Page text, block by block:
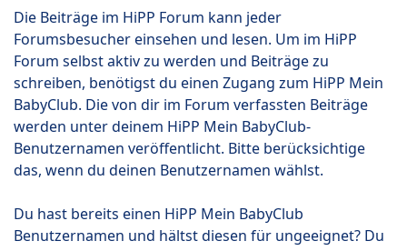
Die Beiträge im HiPP Forum kann jeder
Forumsbesucher einsehen und lesen. Um im HiPP
Forum selbst aktiv zu werden und Beiträge zu
schreiben, benötigst du einen Zugang zum HiPP Mein
BabyClub. Die von dir im Forum verfassten Beiträge
werden unter deinem HiPP Mein BabyClub-
Benutzernamen veröffentlicht. Bitte berücksichtige
das, wenn du deinen Benutzernamen wählst.
Du hast bereits einen HiPP Mein BabyClub
Benutzernamen und hältst diesen für ungeeignet? Du